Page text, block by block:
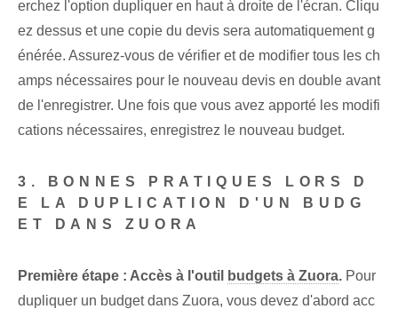
erchez l'option dupliquer en haut à droite de l'écran. Cliqu
ez dessus et une copie du devis sera automatiquement g
énérée. Assurez-vous de vérifier et de modifier tous les ch
amps nécessaires pour le nouveau devis en double avant
de l'enregistrer. Une fois que vous avez apporté les modifi
cations nécessaires, enregistrez le nouveau budget.
3. BONNES PRATIQUES LORS D
E LA DUPLICATION D'UN ‌BUDG
ET DANS ZUORA
Première étape : Accès à l'outil budgets à Zuora. Pour
dupliquer un budget dans Zuora, vous devez d'abord acc